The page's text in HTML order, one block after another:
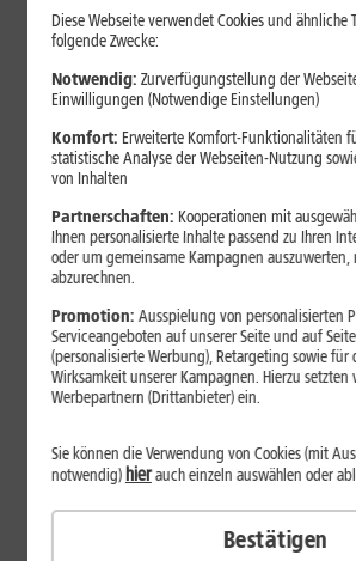
Geräte & Hardware
Smartwatch beim Sport:
unterstützt sie Dein
Eine Smartwatch macht Belastung, Tempo
sichtbar. Erfahre, wie Du Pulsmessung,
keine medizinische Beurteilung ersetzen.
Mehr erfahren
Diese Webseite verwendet Cookies und ähnliche
folgende Zwecke:
Notwendig: Zurverfügungstellung der
Einwilligungen (Notwendige Einstellungen)
Komfort: Erweiterte Komfort-Funktionalitäten
statistische Analyse der Webseiten-Nutzung
von Inhalten
Partnerschaften: Kooperationen mit
Ihnen personalisierte Inhalte passend zu Ihren
oder um gemeinsame Kampagnen auszuwerten,
abzurechnen.
Promotion: Ausspielung von personalisierten
Serviceangeboten auf unserer Seite und auf
(personalisierte Werbung), Retargeting sowie für
Wirksamkeit unserer Kampagnen. Hierzu setzten
Werbepartnern (Drittanbieter) ein.
Sie können die Verwendung von Cookies (mit
notwendig) hierauch einzeln auswählen oder
Bestätigen